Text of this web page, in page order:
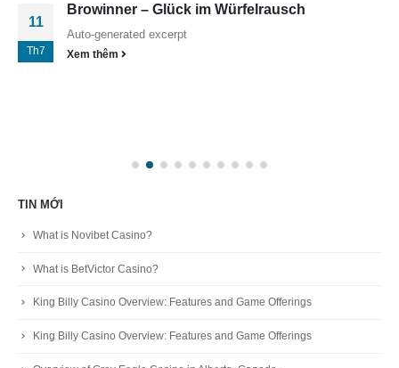
11
Th7
Browinner – Glück im Würfelrausch
Auto-generated excerpt
Xem thêm
TIN MỚI
What is Novibet Casino?
What is BetVictor Casino?
King Billy Casino Overview: Features and Game Offerings
King Billy Casino Overview: Features and Game Offerings